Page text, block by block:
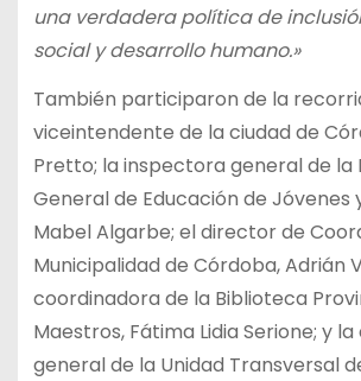
una verdadera política de
social y desarrollo humano.»
También participaron de la
viceintendente de la ciudad de
Pretto; la inspectora general de la
General de Educación de Jóvenes
Mabel Algarbe; el director de
Municipalidad de Córdoba, Adrián
coordinadora de la Biblioteca
Maestros, Fátima Lidia Serione; y
general de la Unidad Transversal